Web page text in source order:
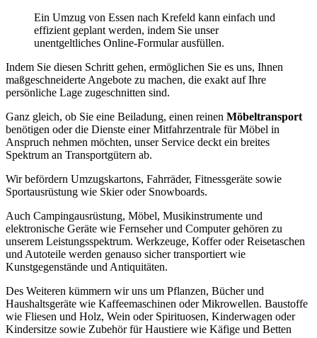
Ein Umzug von Essen nach Krefeld kann einfach und
effizient geplant werden, indem Sie unser
unentgeltliches Online-Formular ausfüllen.
Indem Sie diesen Schritt gehen, ermöglichen Sie es uns, Ihnen
maßgeschneiderte Angebote zu machen, die exakt auf Ihre
persönliche Lage zugeschnitten sind.
Ganz gleich, ob Sie eine Beiladung, einen reinen Möbeltransport
benötigen oder die Dienste einer Mitfahrzentrale für Möbel in
Anspruch nehmen möchten, unser Service deckt ein breites
Spektrum an Transportgütern ab.
Wir befördern Umzugskartons, Fahrräder, Fitnessgeräte sowie
Sportausrüstung wie Skier oder Snowboards.
Auch Campingausrüstung, Möbel, Musikinstrumente und
elektronische Geräte wie Fernseher und Computer gehören zu
unserem Leistungsspektrum. Werkzeuge, Koffer oder Reisetaschen
und Autoteile werden genauso sicher transportiert wie
Kunstgegenstände und Antiquitäten.
Des Weiteren kümmern wir uns um Pflanzen, Bücher und
Haushaltsgeräte wie Kaffeemaschinen oder Mikrowellen. Baustoffe
wie Fliesen und Holz, Wein oder Spirituosen, Kinderwagen oder
Kindersitze sowie Zubehör für Haustiere wie Käfige und Betten